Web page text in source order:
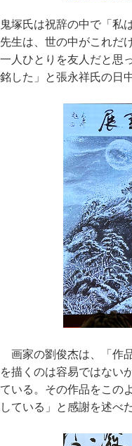
鬼塚氏は祝辞の中で「私
先生は、世の中がこれだ
一人ひとりを友人だと思
銘した」と張永祥氏の日
画家の劉俊杰は、「作
を描くのは容易ではない
ている。その作品をこの
している」と感謝を述べた